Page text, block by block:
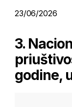
23/06/2026
3.
godine,